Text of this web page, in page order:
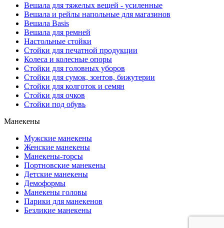
Вешала для тяжелых вещей - усиленные
Вешала и рейлы напольные для магазинов
Вешала Basis
Вешала для ремней
Настольные стойки
Стойки для печатной продукции
Колеса и колесные опоры
Стойки для головных уборов
Стойки для сумок, зонтов, бижутерии
Стойки для колготок и семян
Стойки для очков
Стойки под обувь
Манекены
Мужские манекены
Женские манекены
Манекены-торсы
Портновские манекены
Детские манекены
Демоформы
Манекены головы
Парики для манекенов
Безликие манекены